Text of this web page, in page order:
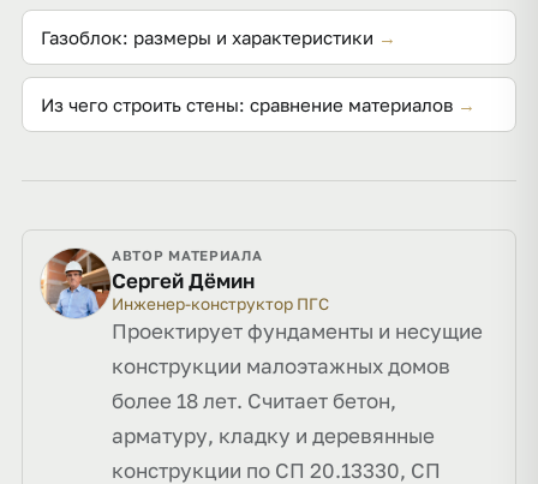
Газоблок: размеры и характеристики →
Из чего строить стены: сравнение материалов →
АВТОР МАТЕРИАЛА
Сергей Дёмин
Инженер-конструктор ПГС
Проектирует фундаменты и несущие
конструкции малоэтажных домов
более 18 лет. Считает бетон,
арматуру, кладку и деревянные
конструкции по СП 20.13330, СП